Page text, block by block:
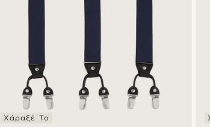
Χάραξέ Το